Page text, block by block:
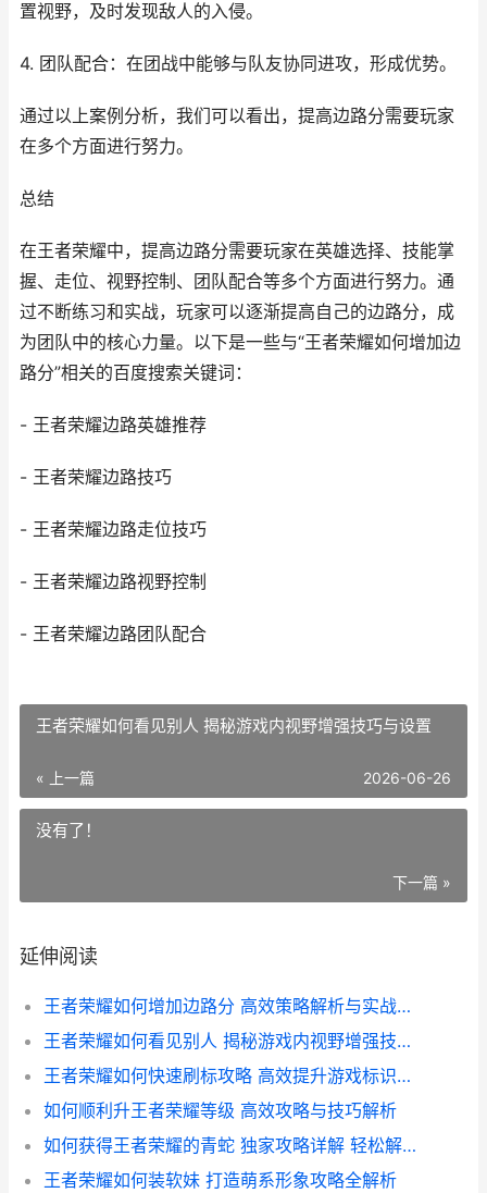
置视野，及时发现敌人的入侵。
4. 团队配合：在团战中能够与队友协同进攻，形成优势。
通过以上案例分析，我们可以看出，提高边路分需要玩家
在多个方面进行努力。
总结
在王者荣耀中，提高边路分需要玩家在英雄选择、技能掌
握、走位、视野控制、团队配合等多个方面进行努力。通
过不断练习和实战，玩家可以逐渐提高自己的边路分，成
为团队中的核心力量。以下是一些与“王者荣耀如何增加边
路分”相关的百度搜索关键词：
- 王者荣耀边路英雄推荐
- 王者荣耀边路技巧
- 王者荣耀边路走位技巧
- 王者荣耀边路视野控制
- 王者荣耀边路团队配合
王者荣耀如何看见别人 揭秘游戏内视野增强技巧与设置
« 上一篇 2026-06-26
没有了！
下一篇 »
延伸阅读
王者荣耀如何增加边路分 高效策略解析与实战技巧分享
王者荣耀如何看见别人 揭秘游戏内视野增强技巧与设置
王者荣耀如何快速刷标攻略 高效提升游戏标识技巧揭秘
如何顺利升王者荣耀等级 高效攻略与技巧解析
如何获得王者荣耀的青蛇 独家攻略详解 轻松解锁神秘皮肤
王者荣耀如何装软妹 打造萌系形象攻略全解析